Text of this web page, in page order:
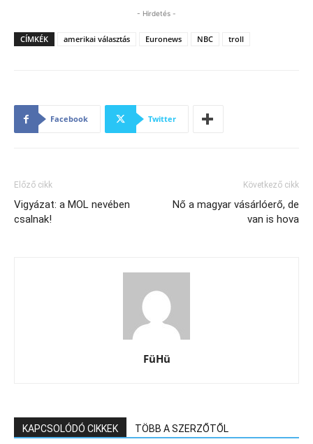
- Hirdetés -
CÍMKÉK amerikai választás Euronews NBC troll
Facebook Twitter
Előző cikk
Vigyázat: a MOL nevében
csalnak!
Következő cikk
Nő a magyar vásárlóerő, de
van is hova
FüHü
KAPCSOLÓDÓ CIKKEK TÖBB A SZERZŐTŐL